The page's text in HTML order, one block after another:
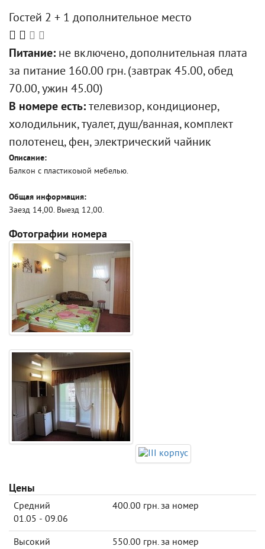
Гостей 2 + 1 дополнительное место
Питание: не включено, дополнительная плата
за питание 160.00 грн. (завтрак 45.00, обед
70.00, ужин 45.00)
В номере есть: телевизор, кондиционер,
холодильник, туалет, душ/ванная, комплект
полотенец, фен, электрический чайник
Описание:
Балкон с пластикоыой мебелью.
Общая информация:
Заезд 14,00. Выезд 12,00.
Фотографии номера
Цены
Средний
01.05 - 09.06
400.00 грн. за номер
Высокий
550.00 грн. за номер